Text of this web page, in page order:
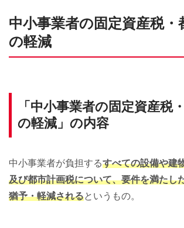
中小事業者の固定資産税・
の軽減
「中小事業者の固定資産税
の軽減」の内容
中小事業者が負担するすべての設備や建
及び都市計画税について、要件を満たし
猶予・軽減されるというもの。